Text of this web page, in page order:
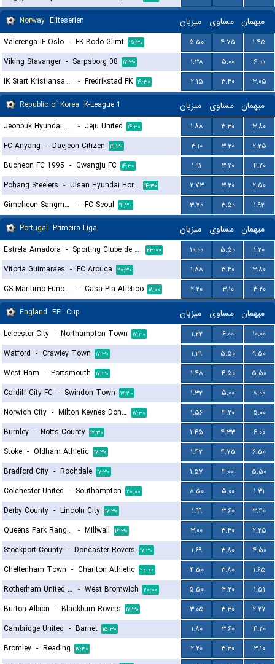
Norway Eliteserien میزبان مساوی میهمان
Valerenga IF Oslo - FK Bodo Glimt ۱۵:۳۰ ۵.۵۰ ۴.۷۵
۱.۴۵
Viking Stavanger - Sarpsborg 08 ۱۷:۳۰ ۱.۳۸ ۵.۰۰
۶.۰۰
IK Start Kristiansand
- Fredrikstad FK ۱۹:۳۰ ۲.۱۵ ۳.۴۰
۳.۰۵
Republic of Korea K-League 1 میزبان مساوی میهمان
Jeonbuk Hyundai Motors FC - Jeju United ۱۴:۳۰ ۱.۸۸ ۳.۳۰
۳.۸۰
FC Anyang - Daejeon Citizen ۱۴:۳۰ ۳.۱۰ ۳.۲۰
۲.۲۵
Bucheon FC 1995 - Gwangju FC ۱۴:۳۰ ۱.۹۱ ۳.۲۰
۴.۲۰
Pohang Steelers - Ulsan Hyundai Horang-i ۱۴:۳۰ ۲.۷۳ ۳.۲۰
۲.۵۰
Gimcheon Sangmu FC
- FC Seoul ۱۴:۳۰ ۳.۷۰ ۳.۵۰
۱.۹۲
Portugal Primeira Liga میزبان مساوی میهمان
Estrela Amadora - Sporting Clube de Portugal ۲۳:۰۰ ۱۰.۰۰ ۵.۵۰
۱.۲۰
Vitoria Guimaraes - FC Arouca ۲۰:۳۰ ۱.۸۸ ۳.۴۰
۳.۸۰
CS Maritimo Funchal
- Casa Pia Atletico ۱۸:۰۰ ۲.۲۰ ۳.۱۰
۳.۲۰
England EFL Cup میزبان مساوی میهمان
Leicester City - Northampton Town ۱۷:۳۰ ۱.۲۲ ۶.۰۰
۱۰.۰۰
Watford - Crawley Town ۱۷:۳۰ ۱.۲۹ ۵.۵۰
۹.۵۰
West Ham - Portsmouth ۱۷:۳۰ ۱.۴۸ ۴.۵۰
۵.۵۰
Cardiff City FC - Swindon Town ۱۷:۳۰ ۱.۳۲ ۵.۰۰
۸.۰۰
Norwich City - Milton Keynes Dons FC ۱۷:۳۰ ۱.۵۶ ۴.۲۰
۵.۰۰
Burnley - Notts County ۱۷:۳۰ ۱.۴۵ ۴.۳۳
۶.۰۰
Stoke - Oldham Athletic ۱۷:۳۰ ۱.۴۲ ۴.۷۵
۶.۵۰
Bradford City - Rochdale ۱۷:۳۰ ۱.۵۷ ۴.۰۰
۵.۵۰
Colchester United - Southampton ۲۰:۰۰ ۸.۵۰ ۵.۰۰
۱.۳۱
Derby County - Lincoln City ۱۷:۳۰ ۱.۹۹ ۳.۶۰
۳.۴۰
Queens Park Rangers - Millwall ۱۶:۳۰ ۳.۰۰ ۳.۴۰
۲.۲۵
Stockport County - Doncaster Rovers ۱۷:۳۰ ۱.۶۹ ۳.۸۰
۴.۵۰
Cheltenham Town - Charlton Athletic ۲۰:۰۰ ۴.۵۰ ۳.۸۰
۱.۶۵
Rotherham United FC - West Bromwich ۲۰:۰۰ ۵.۵۰ ۴.۲۰
۱.۵۱
Burton Albion - Blackburn Rovers ۱۷:۳۰ ۳.۰۵ ۳.۳۰
۲.۲۷
Cambridge United - Barnet ۱۵:۳۰ ۱.۸۰ ۳.۶۰
۴.۲۰
Bromley - Reading ۱۷:۳۰ ۲.۲۰ ۳.۳۰
۳.۱۰